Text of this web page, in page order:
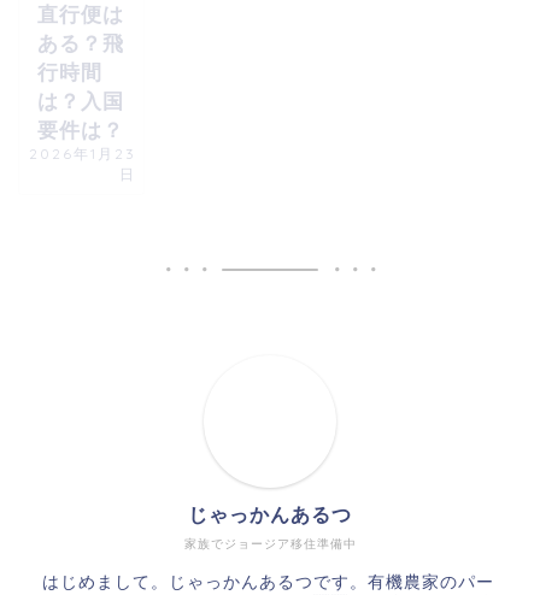
直行便は
ある？飛
行時間
は？入国
要件は？
2026年1月23
日
家族でジョージア移住準備中
じゃっかんあるつ
はじめまして。じゃっかんあるつです。有機農家のパー